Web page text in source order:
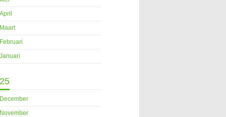
April
Maart
Februari
Januari
December
November